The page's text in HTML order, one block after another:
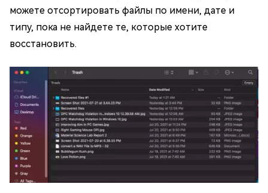
можете отсортировать файлы по имени, дате и
типу, пока не найдете те, которые хотите
восстановить.